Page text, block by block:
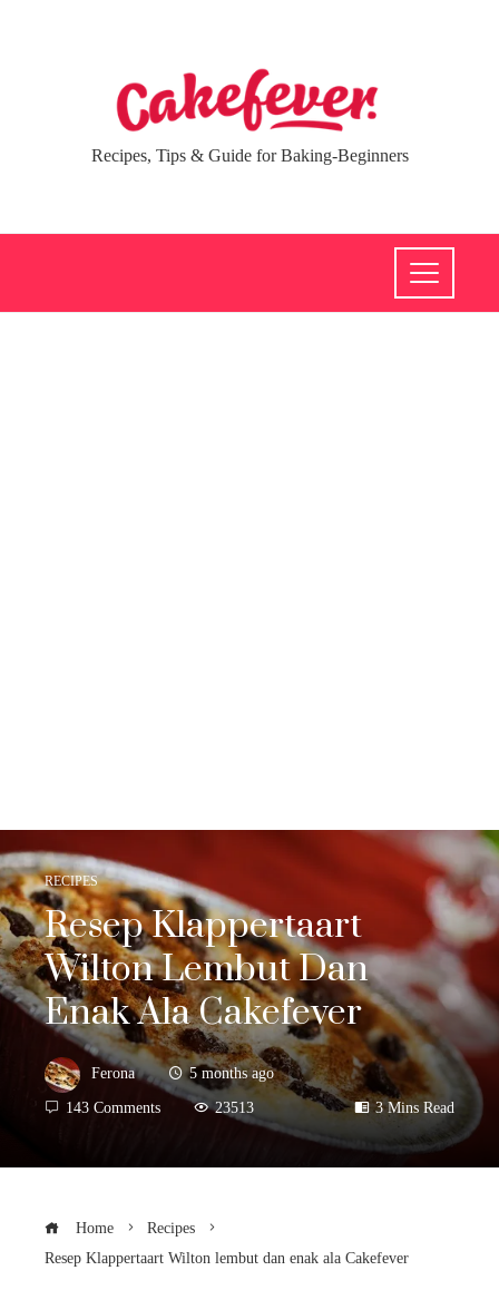
Recipes, Tips & Guide for Baking-Beginners
RECIPES
Resep Klappertaart
Wilton Lembut Dan
Enak Ala Cakefever
Ferona 5 months ago
143 Comments 23513 3 Mins Read
Home
Recipes
Resep Klappertaart Wilton lembut dan enak ala Cakefever